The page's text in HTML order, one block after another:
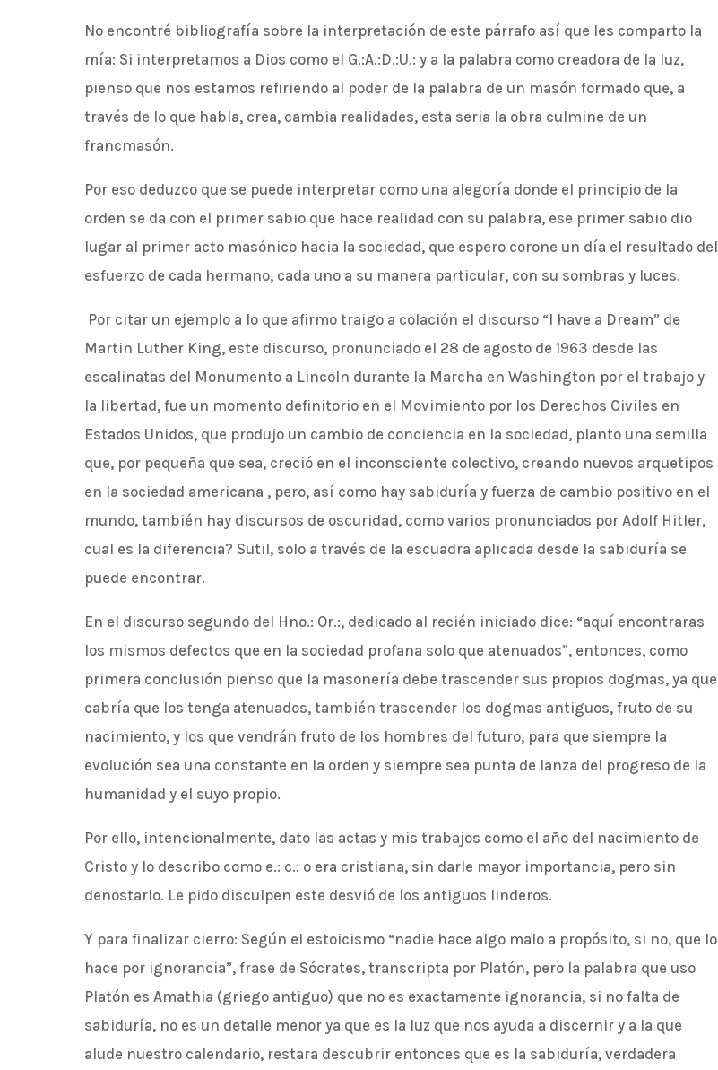
No encontré bibliografía sobre la interpretación de este párrafo así que les comparto la
mía: Si interpretamos a Dios como el G.:A.:D.:U.: y a la palabra como creadora de la luz,
pienso que nos estamos refiriendo al poder de la palabra de un masón formado que, a
través de lo que habla, crea, cambia realidades, esta seria la obra culmine de un
francmasón.
Por eso deduzco que se puede interpretar como una alegoría donde el principio de la
orden se da con el primer sabio que hace realidad con su palabra, ese primer sabio dio
lugar al primer acto masónico hacia la sociedad, que espero corone un día el resultado del
esfuerzo de cada hermano, cada uno a su manera particular, con su sombras y luces.
Por citar un ejemplo a lo que afirmo traigo a colación el discurso “I have a Dream” de
Martin Luther King, este discurso, pronunciado el 28 de agosto de 1963 desde las
escalinatas del Monumento a Lincoln durante la Marcha en Washington por el trabajo y
la libertad, fue un momento definitorio en el Movimiento por los Derechos Civiles en
Estados Unidos, que produjo un cambio de conciencia en la sociedad, planto una semilla
que, por pequeña que sea, creció en el inconsciente colectivo, creando nuevos arquetipos
en la sociedad americana , pero, así como hay sabiduría y fuerza de cambio positivo en el
mundo, también hay discursos de oscuridad, como varios pronunciados por Adolf Hitler,
cual es la diferencia? Sutil, solo a través de la escuadra aplicada desde la sabiduría se
puede encontrar.
En el discurso segundo del Hno.: Or.:, dedicado al recién iniciado dice: “aquí encontraras
los mismos defectos que en la sociedad profana solo que atenuados”, entonces, como
primera conclusión pienso que la masonería debe trascender sus propios dogmas, ya que
cabría que los tenga atenuados, también trascender los dogmas antiguos, fruto de su
nacimiento, y los que vendrán fruto de los hombres del futuro, para que siempre la
evolución sea una constante en la orden y siempre sea punta de lanza del progreso de la
humanidad y el suyo propio.
Por ello, intencionalmente, dato las actas y mis trabajos como el año del nacimiento de
Cristo y lo describo como e.: c.: o era cristiana, sin darle mayor importancia, pero sin
denostarlo. Le pido disculpen este desvió de los antiguos linderos.
Y para finalizar cierro: Según el estoicismo “nadie hace algo malo a propósito, si no, que lo
hace por ignorancia”, frase de Sócrates, transcripta por Platón, pero la palabra que uso
Platón es Amathia (griego antiguo) que no es exactamente ignorancia, si no falta de
sabiduría, no es un detalle menor ya que es la luz que nos ayuda a discernir y a la que
alude nuestro calendario, restara descubrir entonces que es la sabiduría, verdadera